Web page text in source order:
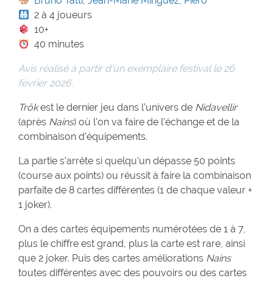
2 à 4 joueurs
10+
40 minutes
Avis réalisé à partir d’un exemplaire festival le 26
février 2026.
Trökest le dernier jeu dans l’univers de Nidavellir
(après Nains) où l’on va faire de l’échange et de la
combinaison d’équipements.
La partie s’arrête si quelqu’un dépasse 50 points
(course aux points) ou réussit à faire la combinaison
parfaite de 8 cartes différentes (1 de chaque valeur +
1 joker).
On a des cartes équipements numérotées de 1 à 7,
plus le chiffre est grand, plus la carte est rare, ainsi
que 2 joker. Puis des cartes améliorations Nains
toutes différentes avec des pouvoirs ou des cartes